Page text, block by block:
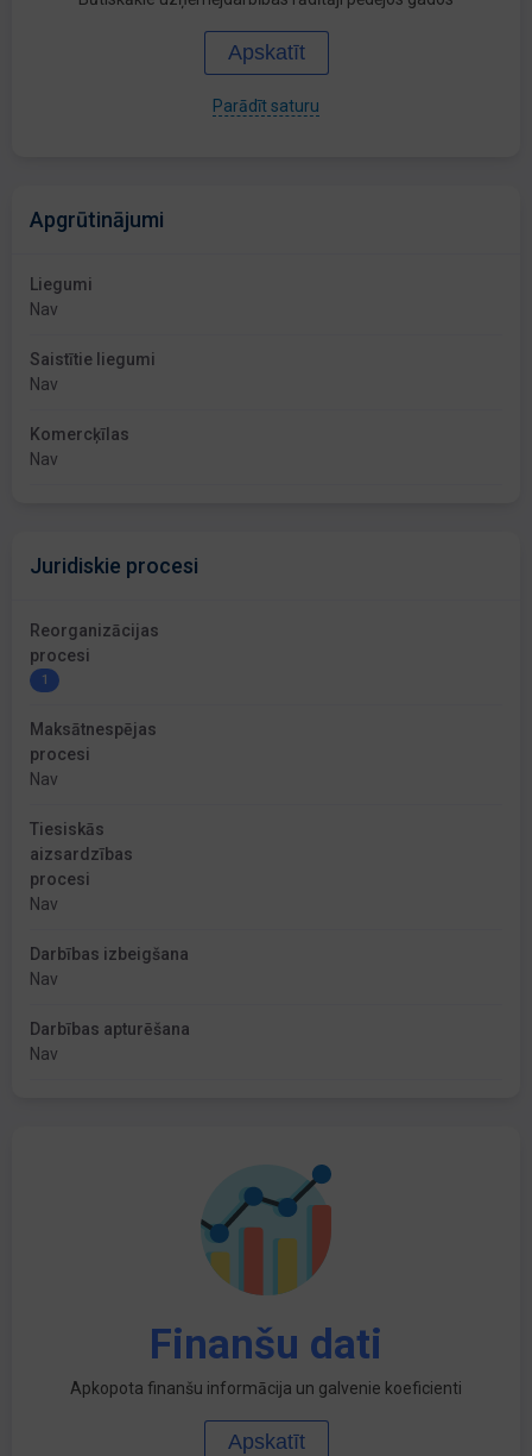
Apskatīt
Parādīt saturu
Apgrūtinājumi
Liegumi
Nav
Saistītie liegumi
Nav
Komercķīlas
Nav
Juridiskie procesi
Reorganizācijas
procesi
1
Maksātnespējas
procesi
Nav
Tiesiskās
aizsardzības
procesi
Nav
Darbības izbeigšana
Nav
Darbības apturēšana
Nav
Finanšu dati
Apkopota finanšu informācija un galvenie koeficienti
Apskatīt